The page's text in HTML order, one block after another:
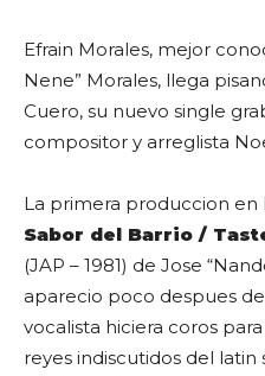
Efrain Morales, mejor
Nene” Morales, llega
Cuero, su nuevo single
compositor y arreglista
La primera produccion en
Sabor del Barrio /
(JAP – 1981) de Jose
aparecio poco despues
vocalista hiciera coros
reyes indiscutidos del